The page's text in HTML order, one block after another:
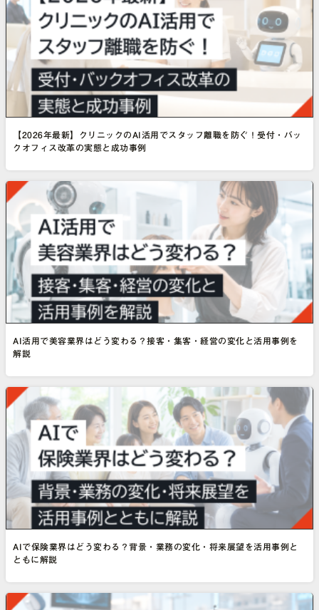
【2026年最新】クリニックのAI活用でスタッフ離職を防ぐ！受付・バッ
クオフィス改革の実態と成功事例
AI活用で美容業界はどう変わる？接客・集客・経営の変化と活用事例を
解説
AIで保険業界はどう変わる？背景・業務の変化・将来展望を活用事例と
ともに解説